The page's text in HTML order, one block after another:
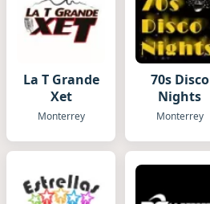
La T Grande
Xet
Monterrey
70s Disco
Nights
Monterrey